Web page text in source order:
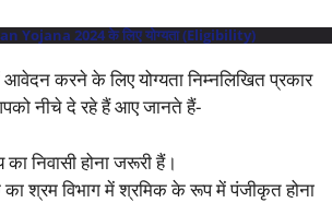
Yojana 2024 के लिए योग्यता (Eligibility)
करने के लिए योग्यता निम्नलिखित प्रकार
नीचे दे रहे हैं आए जानते हैं-
का निवासी होना जरूरी हैं।
का श्रम विभाग में श्रमिक के रूप में पंजीकृत होना